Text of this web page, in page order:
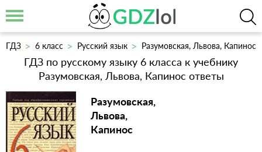
ГДЗ 6 класс Русский язык Разумовская, Львова, Капинос
ГДЗ по русскому языку 6 класса к учебнику
Разумовская, Львова, Капинос ответы
Разумовская,
Львова,
Капинос